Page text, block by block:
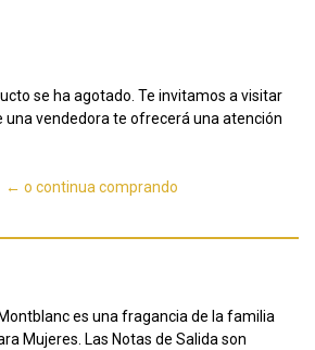
se ha agotado. Te invitamos a visitar
una vendedora te ofrecerá una atención
← o continua comprando
es una fragancia de la familia
Mujeres. Las Notas de Salida son